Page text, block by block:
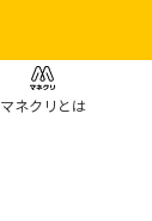
マネクリとは